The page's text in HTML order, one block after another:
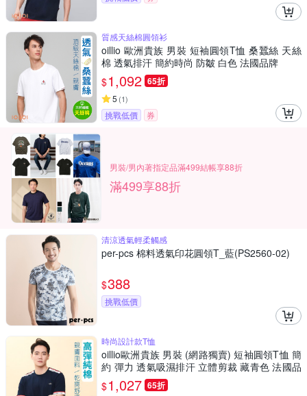
質感天絲棉圓領衫
oillio 歐洲貴族 男裝 短袖圓領T恤 桑蠶絲 天絲
棉 透氣排汗 簡約時尚 防皺 白色 法國品牌
$1,092 65折
5 (1)
挑戰低價 券
男裝/男內著指定品滿499結帳享88折
滿499享88折
清涼透氣輕柔觸感
per-pcs 棉料透氣印花圓領T_藍(PS2560-02)
$388
挑戰低價
時尚設計款T恤
oillio歐洲貴族 男裝 (網路獨賣) 短袖圓領T恤 簡
約 彈力 透氣吸濕排汗 立體剪裁 藏青色 法國品
牌
$1,027 65折